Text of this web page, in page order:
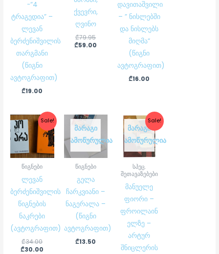
-“4
ტრაგედია” –
ლევან
ბერძენიშვილის
თარგმანი
(წიგნი
ავტოგრაფით)
₾19.00
ქვევრი,
ღვინო
₾79.95
₾59.00
დავითაშვილი
– ” ნისლებში
და ნისლებს
მიღმა”
(წიგნი
ავტოგრაფით)
₾16.00
Sale!
წიგნები
ლევან
ბერძენიშვილის
წიგნების
ნაკრები
(ავტოგრაფით)
₾34.00
Original
price
was:
₾34.00.
₾30.00
Current
price
is:
₾30.00.
ᲛᲐᲠᲐᲒᲘ
ᲐᲛᲝᲬᲣᲠᲣᲚᲘᲐ
წიგნები
გელა
ჩარკვიანი –
ნაგერალა –
(წიგნი
ავტოგრაფით)
₾13.50
Sale!
ᲛᲐᲠᲐᲒᲘ
ᲐᲛᲝᲬᲣᲠᲣᲚᲘᲐ
სპეც.
შეთავაზებები
მანუელე
ფიორი –
ფროილაინ
ელზე –
არტურ
შნიცლერის
Original
price
was:
₾50.00.
Current
price
is:
₾45.00.